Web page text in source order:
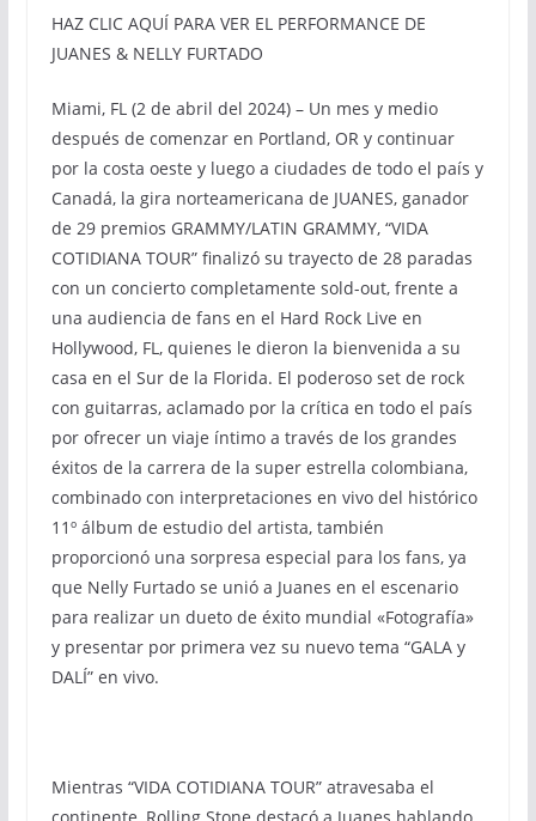
HAZ CLIC AQUÍ PARA VER EL PERFORMANCE DE
JUANES & NELLY FURTADO
Miami, FL (2 de abril del 2024) – Un mes y medio
después de comenzar en Portland, OR y continuar
por la costa oeste y luego a ciudades de todo el país y
Canadá, la gira norteamericana de JUANES, ganador
de 29 premios GRAMMY/LATIN GRAMMY, “VIDA
COTIDIANA TOUR” finalizó su trayecto de 28 paradas
con un concierto completamente sold-out, frente a
una audiencia de fans en el Hard Rock Live en
Hollywood, FL, quienes le dieron la bienvenida a su
casa en el Sur de la Florida. El poderoso set de rock
con guitarras, aclamado por la crítica en todo el país
por ofrecer un viaje íntimo a través de los grandes
éxitos de la carrera de la super estrella colombiana,
combinado con interpretaciones en vivo del histórico
11º álbum de estudio del artista, también
proporcionó una sorpresa especial para los fans, ya
que Nelly Furtado se unió a Juanes en el escenario
para realizar un dueto de éxito mundial «Fotografía»
y presentar por primera vez su nuevo tema “GALA y
DALÍ” en vivo.
Mientras “VIDA COTIDIANA TOUR” atravesaba el